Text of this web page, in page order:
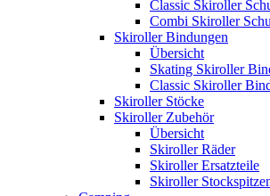
Classic Skiroller
Combi Skiroller
Skiroller Bindungen
Übersicht
Skating Skiroller
Classic Skiroller
Skiroller Stöcke
Skiroller Zubehör
Übersicht
Skiroller Räder
Skiroller Ersatzteile
Skiroller